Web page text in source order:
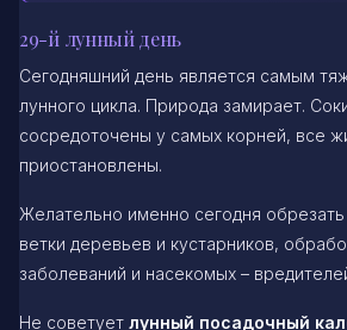
29-й лунный день
Сегодняшний день является самым
лунного цикла. Природа замирает.
сосредоточены у самых корней, все
приостановлены.
Желательно именно сегодня
ветки деревьев и кустарников,
заболеваний и насекомых –
Не советует лунный посадочный